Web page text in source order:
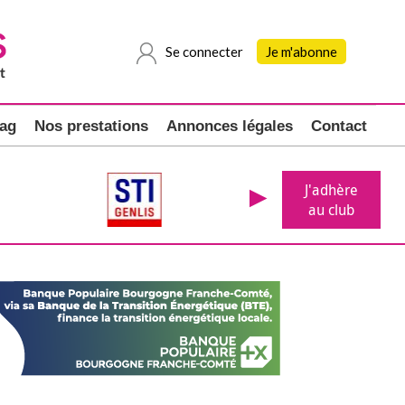
Se connecter Je m'abonne
Nos prestations Annonces légales Contact
J'adhère
au club